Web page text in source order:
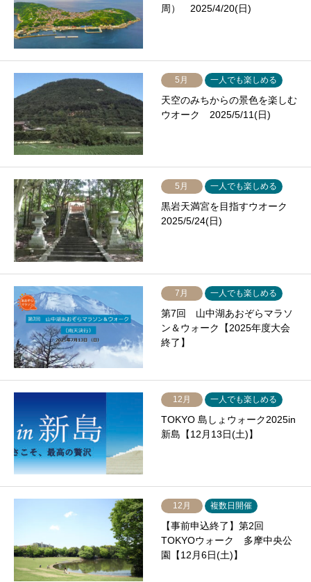
周） 2025/4/20(日)
5月 一人でも楽しめる
天空のみちからの景色を楽しむ
ウオーク 2025/5/11(日)
5月 一人でも楽しめる
黒岩天満宮を目指すウオーク
2025/5/24(日)
7月 一人でも楽しめる
第7回 山中湖あおぞらマラソ
ン＆ウォーク【2025年度大会
終了】
12月 一人でも楽しめる
TOKYO 島しょウォーク2025in
新島【12月13日(土)】
12月 複数日開催
【事前申込終了】第2回
TOKYOウォーク 多摩中央公
園【12月6日(土)】